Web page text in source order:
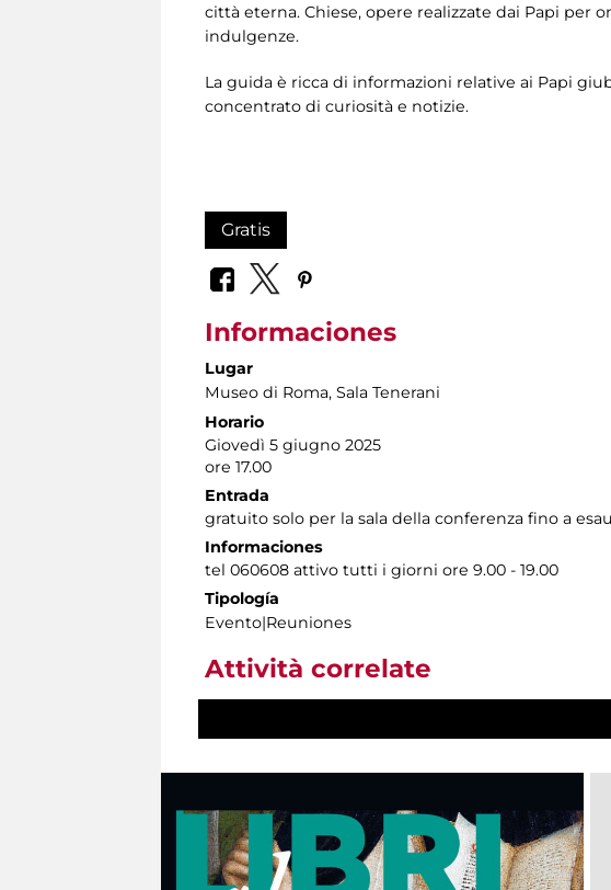
città eterna. Chiese, opere realizzate dai Papi per
indulgenze.
La guida è ricca di informazioni relative ai Papi
concentrato di curiosità e notizie.
Gratis
Informaciones
Lugar
Museo di Roma, Sala Tenerani
Horario
Giovedì 5 giugno 2025
ore 17.00
Entrada
gratuito solo per la sala della conferenza fino a
Informaciones
tel 060608 attivo tutti i giorni ore 9.00 - 19.00
Tipología
Evento|Reuniones
Attività correlate